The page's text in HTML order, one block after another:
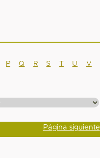
P Q R S T U
V
Página siguiente